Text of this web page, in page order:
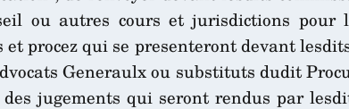
ou autres cours et jurisdictions
procez qui se presenteront devant
Generaulx ou substituts dudit
jugements qui seront rendus par